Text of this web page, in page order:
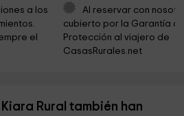
7,5 km
la Asunción 8,1 km
a los
el
Al reservar con
cubierto por la Garantía
Protección al viajero de
CasasRurales.net
Rural también han